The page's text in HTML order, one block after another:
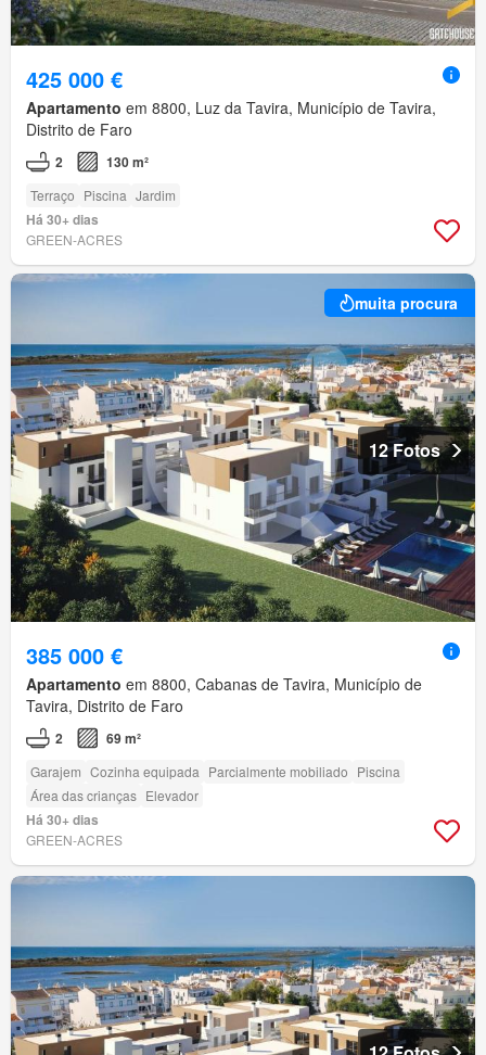
425 000 €
Apartamento em 8800, Luz da Tavira, Município de Tavira,
Distrito de Faro
2 130 m²
Terraço Piscina Jardim
Há 30+ dias
GREEN-ACRES
muita procura
12 Fotos
385 000 €
Apartamento em 8800, Cabanas de Tavira, Município de
Tavira, Distrito de Faro
2 69 m²
Garajem Cozinha equipada Parcialmente mobiliado Piscina
Área das crianças Elevador
Há 30+ dias
GREEN-ACRES